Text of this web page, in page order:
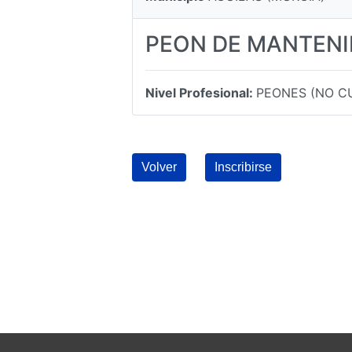
PEON DE
Nivel Profesional: PEONES (NO
Volver Inscribirse